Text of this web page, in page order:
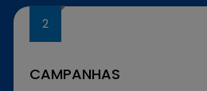
CAMPANHAS